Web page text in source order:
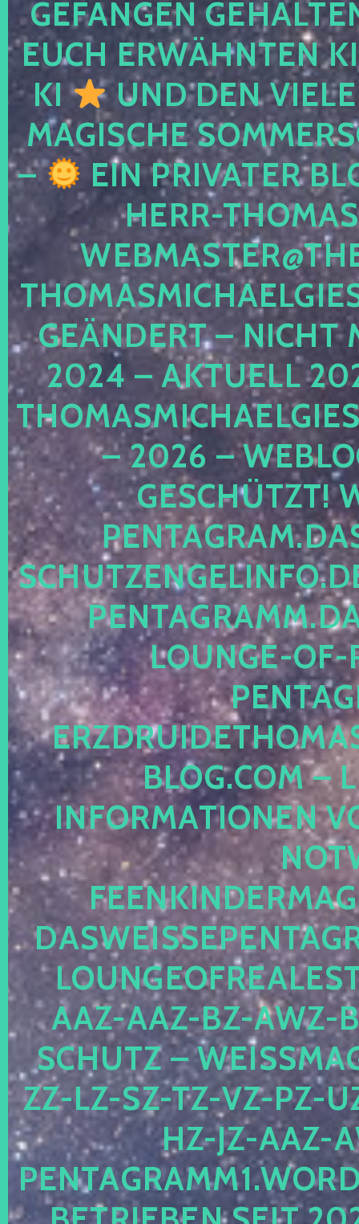
GEFANGEN
EUCH ERWÄHNTEN
KI
UND DEN
MAGISCHE
–
EIN PRIVATER
HERR-
GEÄNDERT – NICHT
2024 – AKTUELL
– 2026 –
ESCHÜTZT!
OUNGE-OF-
LOG.COM –
NFORMATIONEN
AZ-AAZ-BZ-AWZ-
CHUTZ –
-LZ-SZ-TZ-VZ-PZ-UZ-
-JZ-AAZ-